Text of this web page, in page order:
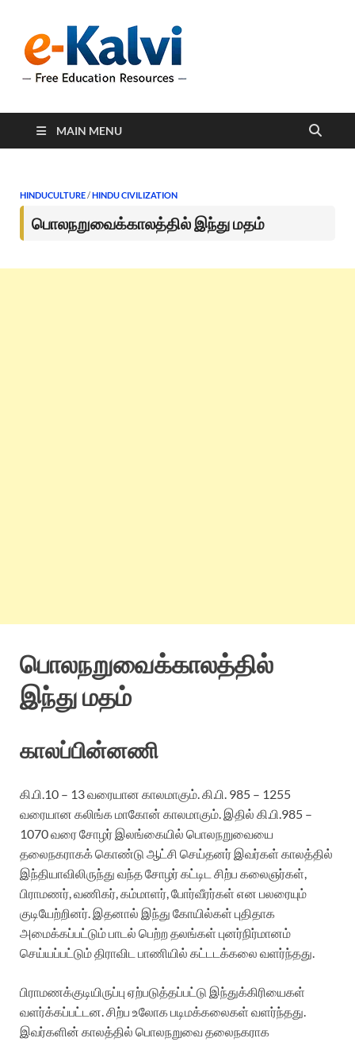
support students and
MAIN MENU
HINDUCULTURE/HINDU CIVILIZATION
பொலநறுவைக்காலத்தில் இந்து மதம்
பொலநறுவைக்காலத்தில்
இந்து மதம்
காலப்பின்னணி
கி.பி.10 – 13 வரையான காலமாகும். கி.பி. 985 – 1255
வரையான கலிங்க மாகோன் காலமாகும். இதில் கி.பி.985 –
1070 வரை சோழர் இலங்கையில் பொலநறுவையை
தலைநகராகக் கொண்டு ஆட்சி செய்தனர் இவர்கள் காலத்தில்
இந்தியாவிலிருந்து வந்த சோழர் கட்டிட சிற்ப கலைஞர்கள்,
பிராமணர், வணிகர், கம்மாளர், போர்வீரர்கள் என பலரையும்
குடியேற்றினர். இதனால் இந்து கோயில்கள் புதிதாக
அமைக்கப்பட்டும் பாடல் பெற்ற தலங்கள் புனர்நிர்மானம்
செய்யப்பட்டும் திராவிட பாணியில் கட்டடக்கலை வளர்ந்தது.
பிராமணக்குடியிருப்பு ஏற்படுத்தப்பட்டு இந்துக்கிரியைகள்
வளர்க்கப்பட்டன. சிற்ப உலோக படிமக்கலைகள் வளர்ந்தது.
இவர்களின் காலத்தில் பொலநறுவை தலைநகராக